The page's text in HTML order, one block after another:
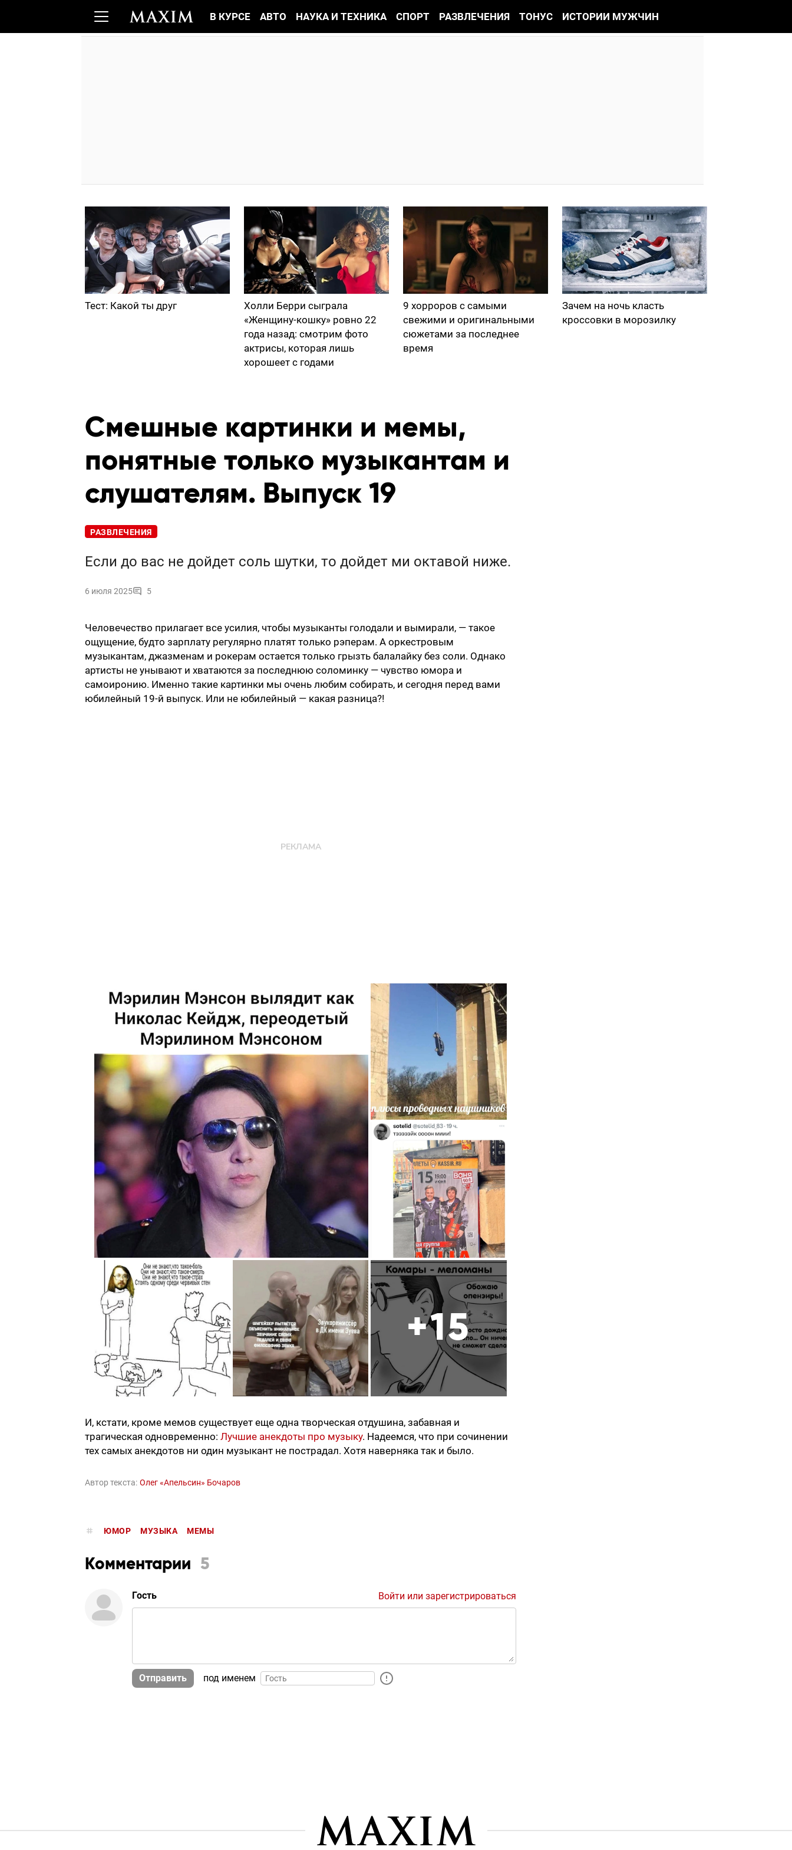
В КУРСЕ АВТО НАУКА И ТЕХНИКА СПОРТ РАЗВЛЕЧЕНИЯ ТОНУС ИСТОРИИ МУЖЧИН
Тест: Какой ты друг
Холли Берри сыграла
«Женщину-кошку» ровно 22
года назад: смотрим фото
актрисы, которая лишь
хорошеет с годами
9 хорроров с самыми
свежими и оригинальными
сюжетами за последнее
время
Зачем на ночь класть
кроссовки в морозилку
Смешные картинки и мемы,
понятные только музыкантам и
слушателям. Выпуск 19
РАЗВЛЕЧЕНИЯ
Если до вас не дойдет соль шутки, то дойдет ми октавой ниже.
6 июля 2025 5
Человечество прилагает все усилия, чтобы музыканты голодали и вымирали, — такое
ощущение, будто зарплату регулярно платят только рэперам. А оркестровым
музыкантам, джазменам и рокерам остается только грызть балалайку без соли. Однако
артисты не унывают и хватаются за последнюю соломинку — чувство юмора и
самоиронию. Именно такие картинки мы очень любим собирать, и сегодня перед вами
юбилейный 19-й выпуск. Или не юбилейный — какая разница?!
+15
И, кстати, кроме мемов существует еще одна творческая отдушина, забавная и
трагическая одновременно: Лучшие анекдоты про музыку. Надеемся, что при сочинении
тех самых анекдотов ни один музыкант не пострадал. Хотя наверняка так и было.
Автор текста: Олег «Апельсин» Бочаров
ЮМОР МУЗЫКА МЕМЫ
Комментарии 5
Гость Войти или зарегистрироваться
Отправить под именем